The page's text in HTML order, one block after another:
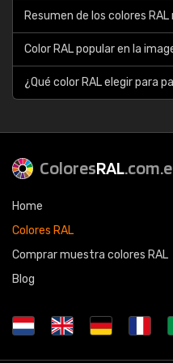
Resumen de los colores
Color RAL popular en la
¿Qué color RAL elegir para
ColoresRAL
Home
Colores RAL
Comprar muestra colores RAL
Blog